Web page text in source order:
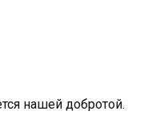
нашей добротой.